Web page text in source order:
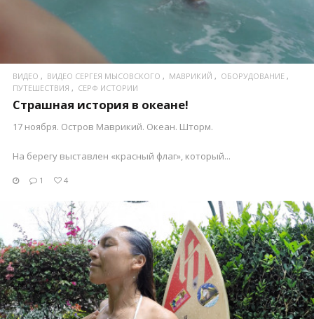
ВИДЕО ВИДЕО СЕРГЕЯ МЫСОВСКОГО МАВРИКИЙ
ОБОРУДОВАНИЕ
ПУТЕШЕСТВИЯ
СЕРФ ИСТОРИИ
Страшная история в океане!
17 ноября. Остров Маврикий. Океан. Шторм.
На берегу выставлен «красный флаг», который...
1 4
ПОСМОТРЕТЬ